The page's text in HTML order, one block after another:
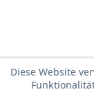
Diese Website